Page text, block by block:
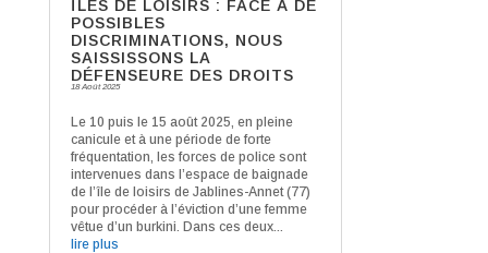
ÎLES DE LOISIRS : FACE À DE
POSSIBLES
DISCRIMINATIONS, NOUS
SAISSISSONS LA
DÉFENSEURE DES DROITS
18 Août 2025
Le 10 puis le 15 août 2025, en pleine
canicule et à une période de forte
fréquentation, les forces de police sont
intervenues dans l’espace de baignade
de l’île de loisirs de Jablines-Annet (77)
pour procéder à l’éviction d’une femme
vêtue d’un burkini. Dans ces deux...
lire plus